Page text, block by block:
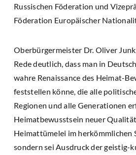
Russischen Föderation und
Föderation Europäischer
Oberbürgermeister Dr. Oliver
Rede deutlich, dass man in
wahre Renaissance des Heimat-
feststellen könne, die alle
Regionen und alle Generationen
Heimatbewusstsein neuer
Heimattümelei im herkömmlichen
sondern sei Ausdruck der geistig-